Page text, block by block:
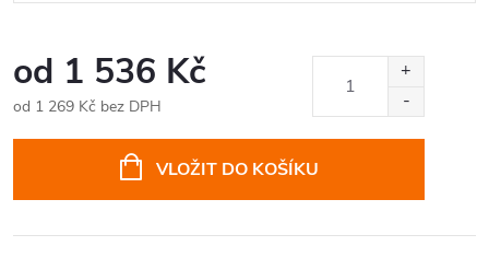
od 1 536 Kč
od 1 269 Kč bez DPH
VLOŽIT DO KOŠÍKU